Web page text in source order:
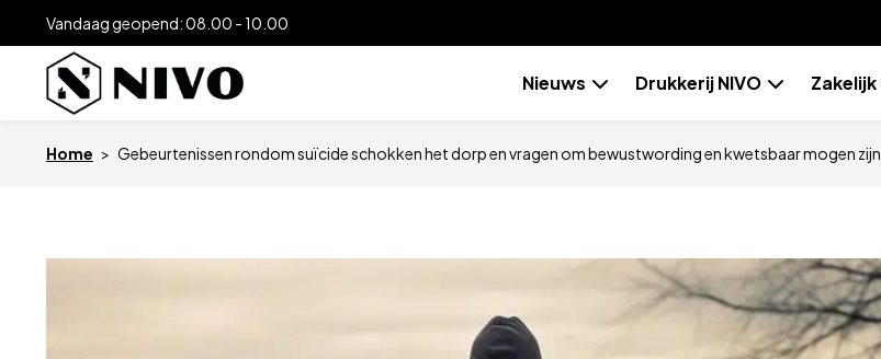
Vandaag geopend: 08.00 - 10.00
Skip
Nieuws Drukkerij NIVO Zakelijk
Home > Gebeurtenissen rondom suïcide schokken het dorp en vragen om bewustwording en kwetsbaar mogen zijn